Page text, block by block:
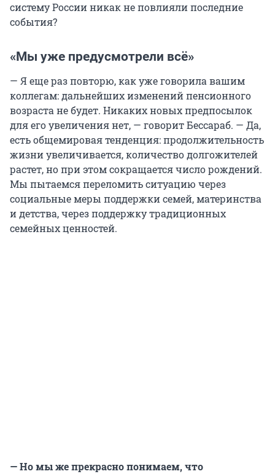
систему России никак не повлияли последние
события?
«Мы уже предусмотрели всё»
— Я еще раз повторю, как уже говорила вашим
коллегам: дальнейших изменений пенсионного
возраста не будет. Никаких новых предпосылок
для его увеличения нет, — говорит Бессараб. — Да,
есть общемировая тенденция: продолжительность
жизни увеличивается, количество долгожителей
растет, но при этом сокращается число рождений.
Мы пытаемся переломить ситуацию через
социальные меры поддержки семей, материнства
и детства, через поддержку традиционных
семейных ценностей.
— Но мы же прекрасно понимаем, что